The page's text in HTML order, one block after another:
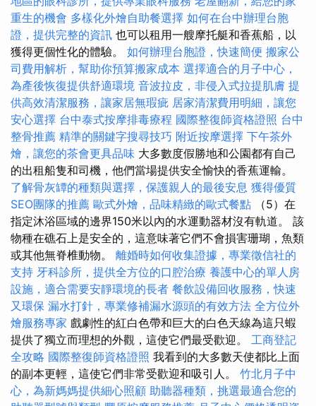
重生的機會 多樣化外燴自助餐選擇 如何在台中辦理台胞
證，提供完整的資訊 也可以租用一艘摩托艇和香蕉船，以
獲得更個性化的體驗。 如何辦理台胞證，快速簡便 搬家公
司費用解析，幫助你預算搬家成本 選擇適合的月子中心，
為產後恢復提供舒適環境 音波拉皮，非侵入式拉提肌膚 提
供高效清潔服務，讓家居無瑕疵 居家清潔費用明細，讓您
安心選擇 台中泰式按摩排毒療程 國際整復師資格證照 台中
整骨推薦 精準的關鍵字搜尋技巧 附近按摩選擇 下午茶外
燴，讓您的茶會更具品味 大多數度假勝地和公園都有自己
的出租船隻和司機，他們當場提供安全愉快的香蕉運輸。
了解骨灰罈的種類與選擇，保護親人的最後安息 獲得優質
SEO團隊的推薦 歐式外燴，品味精緻的歐式餐點 （5）在
指定沐浴區域的邊界150米以內的水運動器材沒有軌道。 該
物種在礁石上是安全的，這意味著它們不會損害珊瑚，魚類
或其他無脊椎動物。 離婚時如何收集證據，專業徵信社的
支持 牙科診所，提供全方位的口腔治療 養護中心的單人房
設施，適合需要安靜環境的長者 餐飲設備回收服務，快速
又環保 漏水打針，專業修補漏水源頭的有效方法 全方位外
燴服務專家 戲劇性的紅白色帶和巨大的白色天線為這只蝦
提供了獨立而理想的外觀，這使它們最受歡迎。 工商登記
全攻略 國際整復師資格證照 我看到的大多數天使都比上面
的副本更輕，這使它們非常受歡迎和吸引人。 竹北月子中
心，為新媽媽提供細心照顧 助聽器種類，挑選最適合您的